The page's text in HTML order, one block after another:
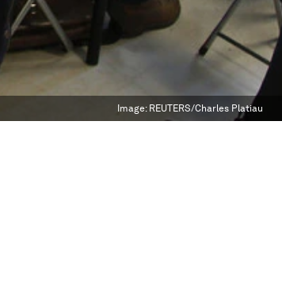
Image: REUTERS/Charles Platiau